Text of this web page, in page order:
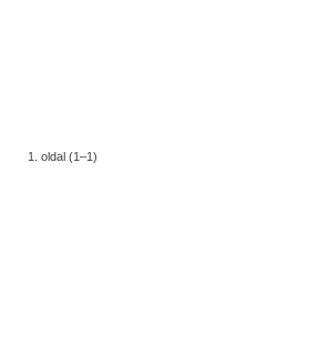
1. oldal (1–1)